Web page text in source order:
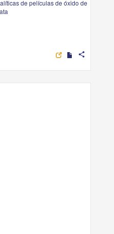
de películas de óxido de
share